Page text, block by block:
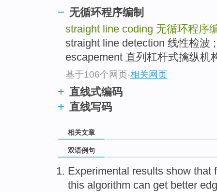
无循环程序编制
straight line coding 无循环程序
straight line detection 线性检波
escapement 直列杠杆式擒纵机
基于106个网页-相关网页
直线式编码
直线写码
相关文章
双语例句
Experimental results show that
this algorithm can get better